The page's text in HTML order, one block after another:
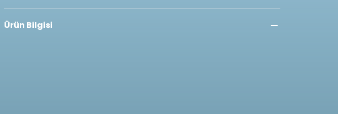
Ürün Bilgisi